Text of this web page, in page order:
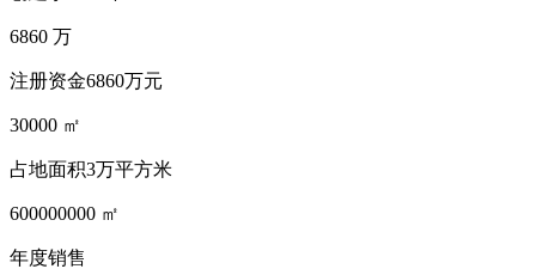
6860 万
注册资金6860万元
30000 ㎡
占地面积3万平方米
600000000 ㎡
年度销售